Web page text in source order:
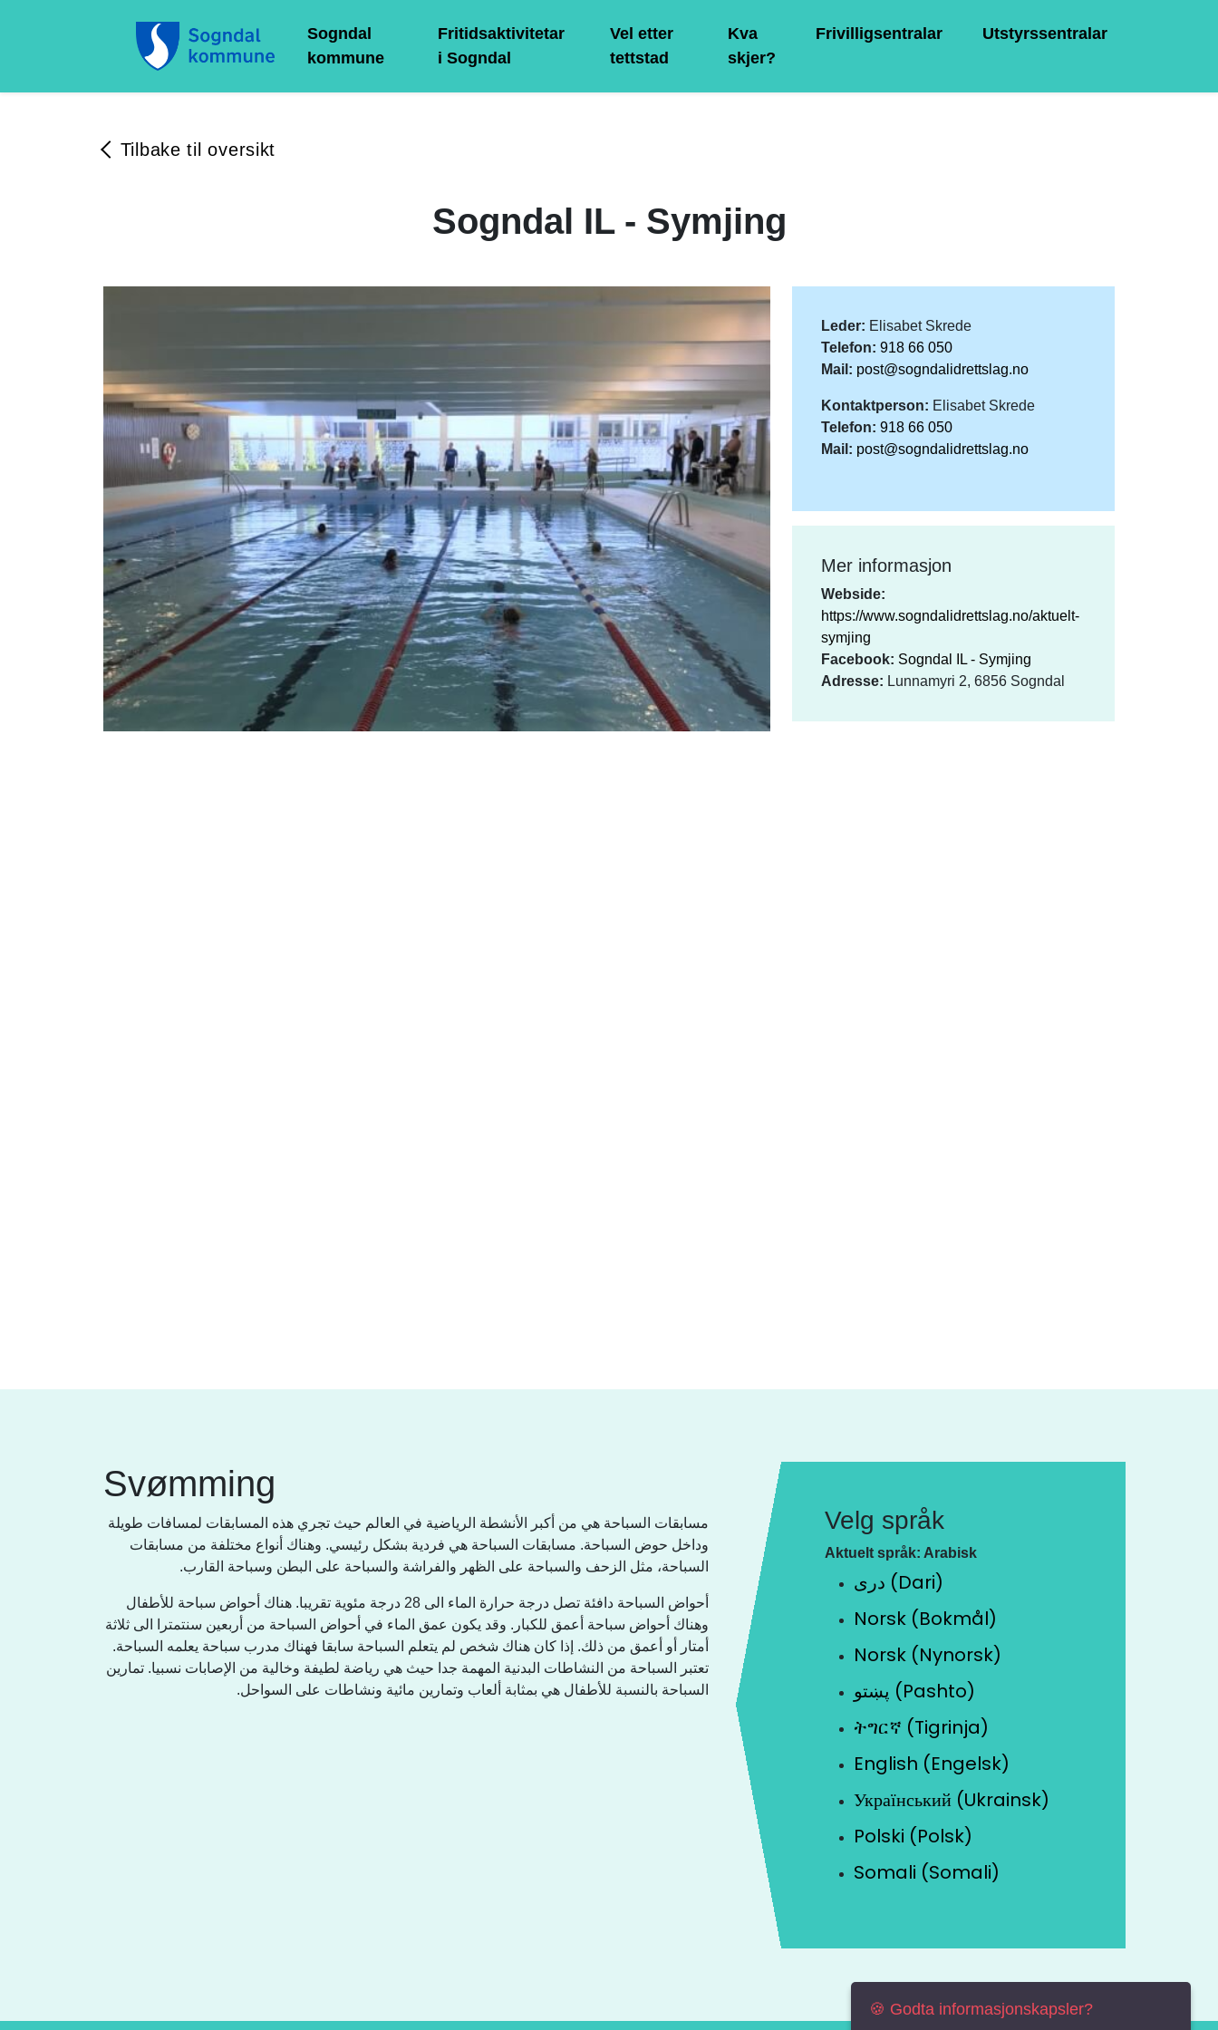
Sogndal
kommune
Fritidsaktivitetar
i Sogndal
Vel etter
tettstad
Kva
skjer?
Frivilligsentralar Utstyrssentralar
Tilbake til oversikt
Sogndal IL - Symjing
Leder: Elisabet Skrede
Telefon: 918 66 050
Mail: post@sogndalidrettslag.no
Kontaktperson: Elisabet Skrede
Telefon: 918 66 050
Mail: post@sogndalidrettslag.no
Mer informasjon
Webside:
https://www.sogndalidrettslag.no/aktuelt-
symjing
Facebook: Sogndal IL - Symjing
Adresse: Lunnamyri 2, 6856 Sogndal
Svømming
مسابقات السباحة هي من أكبر الأنشطة الرياضية في العالم حيث تجري هذه المسابقات لمسافات طويلة
وداخل حوض السباحة. مسابقات السباحة هي فردية بشكل رئيسي. وهناك أنواع مختلفة من مسابقات
السباحة، مثل الزحف والسباحة على الظهر والفراشة والسباحة على البطن وسباحة القارب.
أحواض السباحة دافئة تصل درجة حرارة الماء الى 28 درجة مئوية تقريبا. هناك أحواض سباحة للأطفال
وهناك أحواض سباحة أعمق للكبار. وقد يكون عمق الماء في أحواض السباحة من أربعين سنتمترا الى ثلاثة
أمتار أو أعمق من ذلك. إذا كان هناك شخص لم يتعلم السباحة سابقا فهناك مدرب سباحة يعلمه السباحة.
تعتبر السباحة من النشاطات البدنية المهمة جدا حيث هي رياضة لطيفة وخالية من الإصابات نسبيا. تمارين
السباحة بالنسبة للأطفال هي بمثابة ألعاب وتمارين مائية ونشاطات على السواحل.
Velg språk
Aktuelt språk: Arabisk
دری (Dari)
Norsk (Bokmål)
Norsk (Nynorsk)
پښتو (Pashto)
ትግርኛ (Tigrinja)
English (Engelsk)
Український (Ukrainsk)
Polski (Polsk)
Somali (Somali)
🍪 Godta informasjonskapsler?